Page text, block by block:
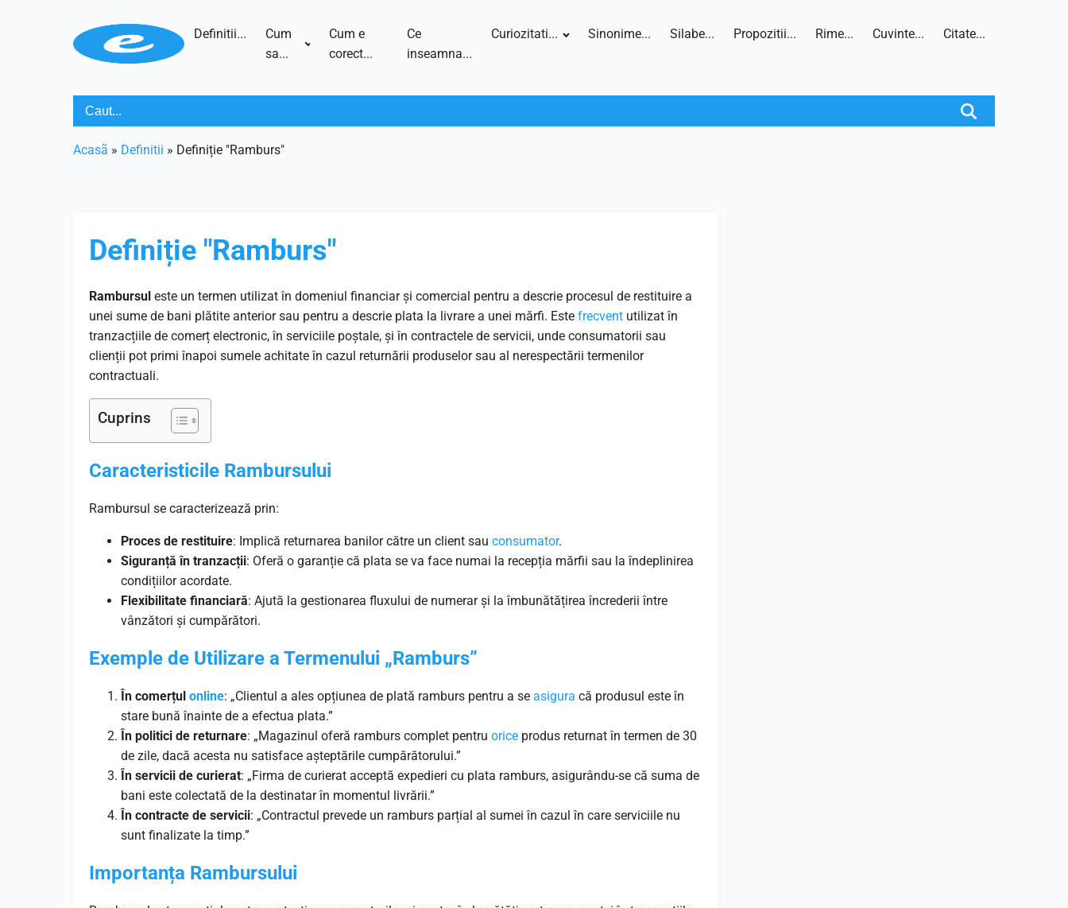
Definitii...
Cum
sa...
Cum e
corect...
Ce
inseamna...
Curiozitati... Sinonime... Silabe... Propozitii... Rime... Cuvinte... Citate...
Acasã » Definitii » Definiție "Ramburs"
Definiție "Ramburs"
Rambursul este un termen utilizat în domeniul financiar și comercial pentru a descrie procesul de restituire a
unei sume de bani plătite anterior sau pentru a descrie plata la livrare a unei mărfi. Este frecvent utilizat în
tranzacțiile de comerț electronic, în serviciile poștale, și în contractele de servicii, unde consumatorii sau
clienții pot primi înapoi sumele achitate în cazul returnării produselor sau al nerespectării termenilor
contractuali.
Cuprins
Caracteristicile Rambursului
Rambursul se caracterizează prin:
Proces de restituire: Implică returnarea banilor către un client sau consumator.
Siguranță în tranzacții: Oferă o garanție că plata se va face numai la recepția mărfii sau la îndeplinirea
condițiilor acordate.
Flexibilitate financiară: Ajută la gestionarea fluxului de numerar și la îmbunătățirea încrederii între
vânzători și cumpărători.
Exemple de Utilizare a Termenului „Ramburs”
În comerțul online: „Clientul a ales opțiunea de plată ramburs pentru a se asigura că produsul este în
stare bună înainte de a efectua plata.”
În politici de returnare: „Magazinul oferă ramburs complet pentru orice produs returnat în termen de 30
de zile, dacă acesta nu satisface așteptările cumpărătorului.”
În servicii de curierat: „Firma de curierat acceptă expedieri cu plata ramburs, asigurându-se că suma de
bani este colectată de la destinatar în momentul livrării.”
În contracte de servicii: „Contractul prevede un ramburs parțial al sumei în cazul în care serviciile nu
sunt finalizate la timp.”
Importanța Rambursului